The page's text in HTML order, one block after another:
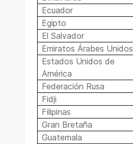
Ecuador
Egipto
El Salvador
Emiratos Árabes Unidos
Estados Unidos de
América
Federación Rusa
Fidji
Filipinas
Gran Bretaña
Guatemala